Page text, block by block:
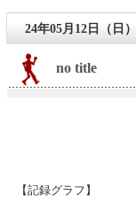
24年05月12日（日）
no title
【記録グラフ】